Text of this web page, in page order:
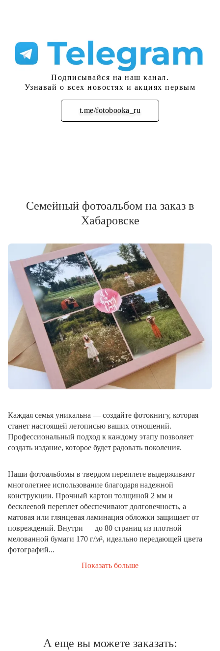
Подписывайся на наш канал.
Узнавай о всех новостях и акциях первым
t.me/fotobooka_ru
Подписаться
Семейный фотоальбом на заказ в
Хабаровске
Каждая семья уникальна — создайте фотокнигу, которая
станет настоящей летописью ваших отношений.
Профессиональный подход к каждому этапу позволяет
создать издание, которое будет радовать поколения.
Наши фотоальбомы в твердом переплете выдерживают
многолетнее использование благодаря надежной
конструкции. Прочный картон толщиной 2 мм и
бесклеевой переплет обеспечивают долговечность, а
матовая или глянцевая ламинация обложки защищает от
повреждений. Внутри — до 80 страниц из плотной
мелованной бумаги 170 г/м², идеально передающей цвета
фотографий...
Показать больше
А еще вы можете заказать: